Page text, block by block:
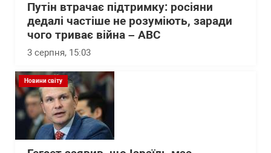
Путін втрачає підтримку: росіяни
дедалі частіше не розуміють, заради
чого триває війна – АВС
3 серпня, 15:03
Новини світу